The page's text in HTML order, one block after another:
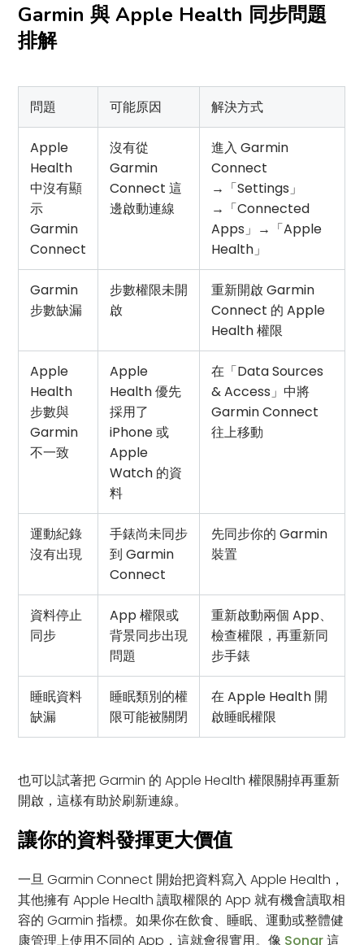
Garmin 與 Apple Health 同步問題
排解
問題 可能原因 解決方式
Apple
Health
中沒有顯
示
Garmin
Connect
沒有從
Garmin
Connect 這
邊啟動連線
進入 Garmin
Connect
→「Settings」
→「Connected
Apps」→「Apple
Health」
Garmin
步數缺漏
步數權限未開
啟
重新開啟 Garmin
Connect 的 Apple
Health 權限
Apple
Health
步數與
Garmin
不一致
Apple
Health 優先
採用了
iPhone 或
Apple
Watch 的資
料
在「Data Sources
& Access」中將
Garmin Connect
往上移動
運動紀錄
沒有出現
手錶尚未同步
到 Garmin
Connect
先同步你的 Garmin
裝置
資料停止
同步
App 權限或
背景同步出現
問題
重新啟動兩個 App、
檢查權限，再重新同
步手錶
睡眠資料
缺漏
睡眠類別的權
限可能被關閉
在 Apple Health 開
啟睡眠權限
也可以試著把 Garmin 的 Apple Health 權限關掉再重新
開啟，這樣有助於刷新連線。
讓你的資料發揮更大價值
一旦 Garmin Connect 開始把資料寫入 Apple Health，
其他擁有 Apple Health 讀取權限的 App 就有機會讀取相
容的 Garmin 指標。如果你在飲食、睡眠、運動或整體健
康管理上使用不同的 App，這就會很實用。像 Sonar這